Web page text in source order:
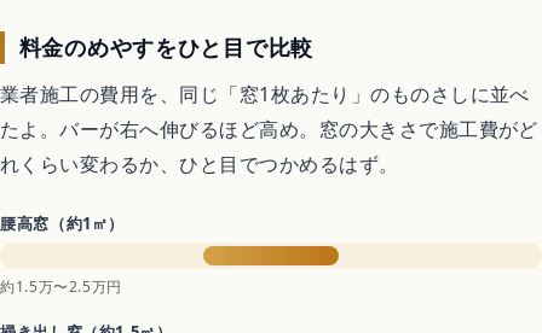
料金のめやすをひと目で比較
業者施工の費用を、同じ「窓1枚あたり」のものさしに並べ
たよ。バーが右へ伸びるほど高め。窓の大きさで施工費がど
れくらい変わるか、ひと目でつかめるはず。
腰高窓（約1㎡）
約1.5万〜2.5万円